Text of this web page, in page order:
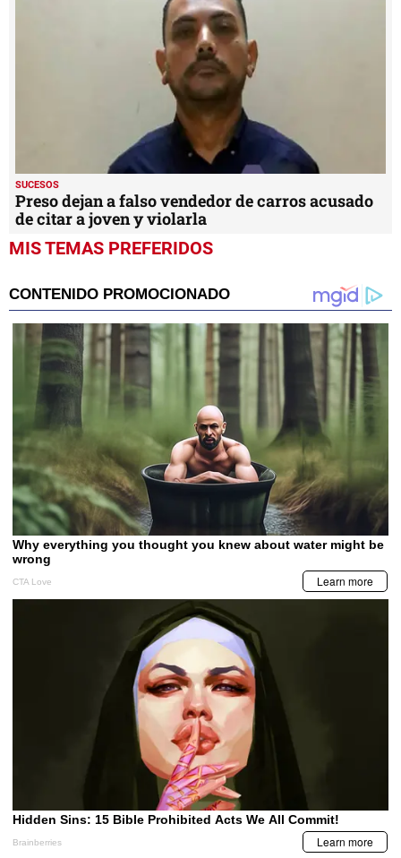
SUCESOS
Preso dejan a falso vendedor de carros acusado
de citar a joven y violarla
MIS TEMAS PREFERIDOS